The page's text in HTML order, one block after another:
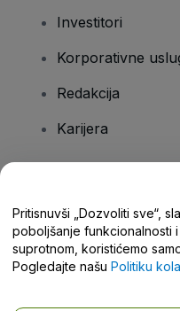
Investitori
Korporativne
Redakcija
Karijera
Centar za pomoć
Pritisnuvši „Dozvoliti sve“,
poboljšanje funkcionalnosti
suprotnom, koristićemo
Pogledajte našu Politiku